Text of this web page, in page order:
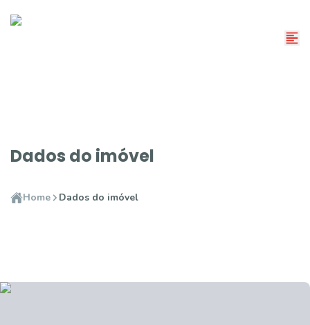
Dados do imóvel
Home Dados do imóvel